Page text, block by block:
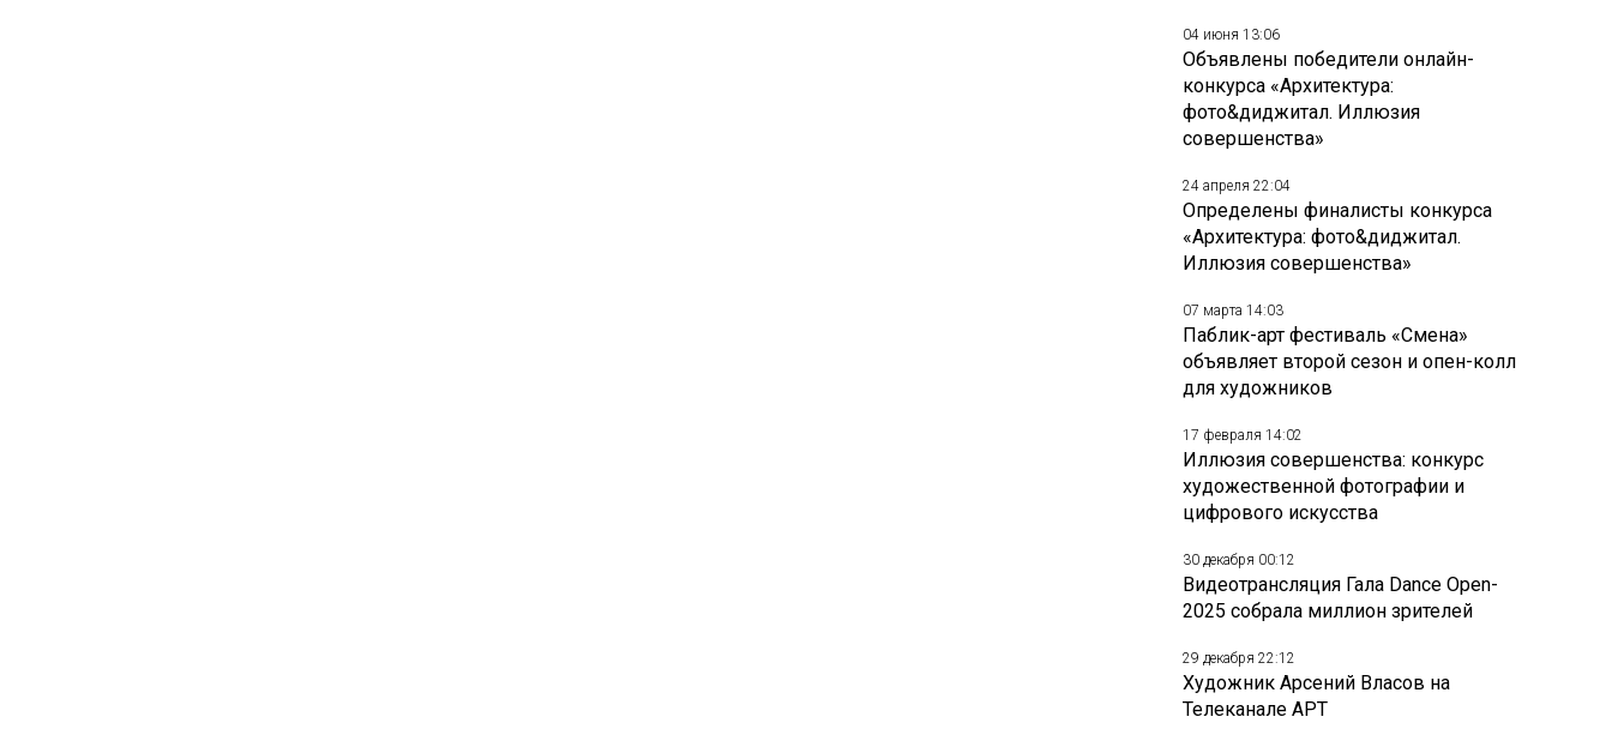
04 июня 13:06
Объявлены победители онлайн-
конкурса «Архитектура:
фото&диджитал. Иллюзия
совершенства»
24 апреля 22:04
Определены финалисты конкурса
«Архитектура: фото&диджитал.
Иллюзия совершенства»
07 марта 14:03
Паблик-арт фестиваль «Смена»
объявляет второй сезон и опен-колл
для художников
17 февраля 14:02
Иллюзия совершенства: конкурс
художественной фотографии и
цифрового искусства
30 декабря 00:12
Видеотрансляция Гала Dance Open-
2025 собрала миллион зрителей
29 декабря 22:12
Художник Арсений Власов на
Телеканале АРТ